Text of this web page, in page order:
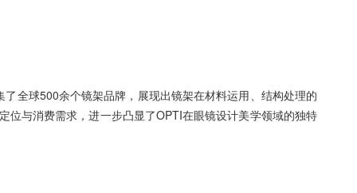
全球500余个镜架品牌，展现出镜架在材料运用、结构处理的
位与消费需求，进一步凸显了OPTI在眼镜设计美学领域的独特